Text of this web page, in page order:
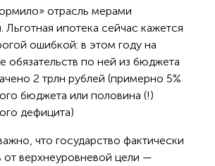
отрасль мерами
Льготная ипотека сейчас кажется
ошибкой: в этом году на
обязательств по ней из бюджета
2 трлн рублей (примерно 5%
бюджета или половина (!)
дефицита)
что государство фактически
от верхнеуровневой цели —